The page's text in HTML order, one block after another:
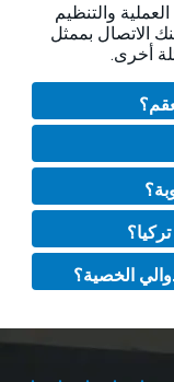
والتنظيم
الاتصال بممثل
أخرى.
الخصية؟